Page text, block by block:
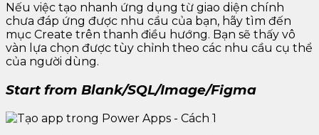
Nếu việc tạo nhanh ứng dụng từ giao diện chính
chưa đáp ứng được nhu cầu của bạn, hãy tìm đến
mục Create trên thanh điều hướng. Bạn sẽ thấy vô
vàn lựa chọn được tùy chỉnh theo các nhu cầu cụ thể
của người dùng.
Start from Blank/SQL/Image/Figma